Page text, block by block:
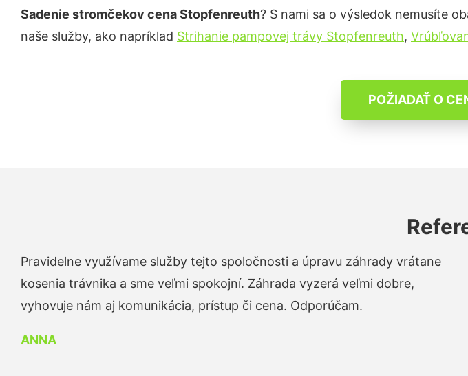
Sadenie stromčekov cena Stopfenreuth? S nami sa o výsledok nemusíte
naše služby, ako napríklad Strihanie pampovej trávy Stopfenreuth,
POŽIADAŤ O
Pravidelne využívame služby tejto spoločnosti a úpravu záhrady vrátane
kosenia trávnika a sme veľmi spokojní. Záhrada vyzerá veľmi dobre,
vyhovuje nám aj komunikácia, prístup či cena. Odporúčam.
ANNA